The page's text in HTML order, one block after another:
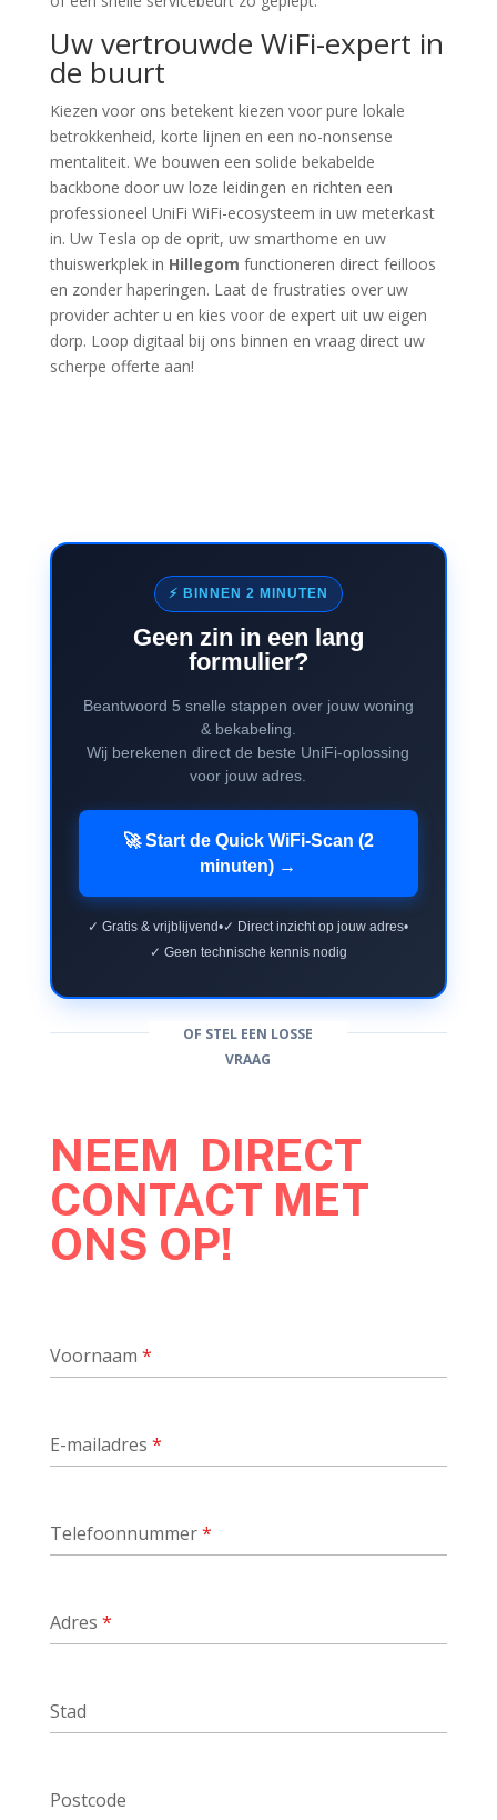
Uw vertrouwde WiFi-expert in
de buurt
Kiezen voor ons betekent kiezen voor pure lokale
betrokkenheid, korte lijnen en een no-nonsense
mentaliteit. We bouwen een solide bekabelde
backbone door uw loze leidingen en richten een
professioneel UniFi WiFi-ecosysteem in uw meterkast
in. Uw Tesla op de oprit, uw smarthome en uw
thuiswerkplek in Hillegom functioneren direct feilloos
en zonder haperingen. Laat de frustraties over uw
provider achter u en kies voor de expert uit uw eigen
dorp. Loop digitaal bij ons binnen en vraag direct uw
scherpe offerte aan!
⚡ BINNEN 2 MINUTEN
Geen zin in een lang
formulier?
Beantwoord 5 snelle stappen over jouw woning
& bekabeling.
Wij berekenen direct de beste UniFi-oplossing
voor jouw adres.
🚀 Start de Quick WiFi-Scan (2
minuten) →
✓ Gratis & vrijblijvend•✓ Direct inzicht op jouw adres•
✓ Geen technische kennis nodig
OF STEL EEN LOSSE
VRAAG
NEEM DIRECT
CONTACT MET
ONS OP!
Voornaam *
E-mailadres *
Telefoonnummer*
Adres *
Stad
Postcode